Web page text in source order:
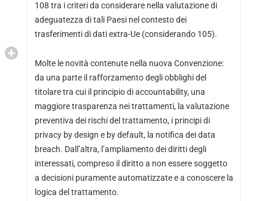
108 tra i criteri da considerare nella valutazione di
adeguatezza di tali Paesi nel contesto dei
trasferimenti di dati extra-Ue (considerando 105).
Molte le novità contenute nella nuova Convenzione:
da una parte il rafforzamento degli obblighi del
titolare tra cui il principio di accountability, una
maggiore trasparenza nei trattamenti, la valutazione
preventiva dei rischi del trattamento, i principi di
privacy by design e by default, la notifica dei data
breach. Dall’altra, l’ampliamento dei diritti degli
interessati, compreso il diritto a non essere soggetto
a decisioni puramente automatizzate e a conoscere la
logica del trattamento.